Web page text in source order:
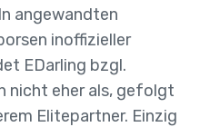
angewandten
inoffizieller
EDarling bzgl.
nicht eher als, gefolgt
Elitepartner. Einzig